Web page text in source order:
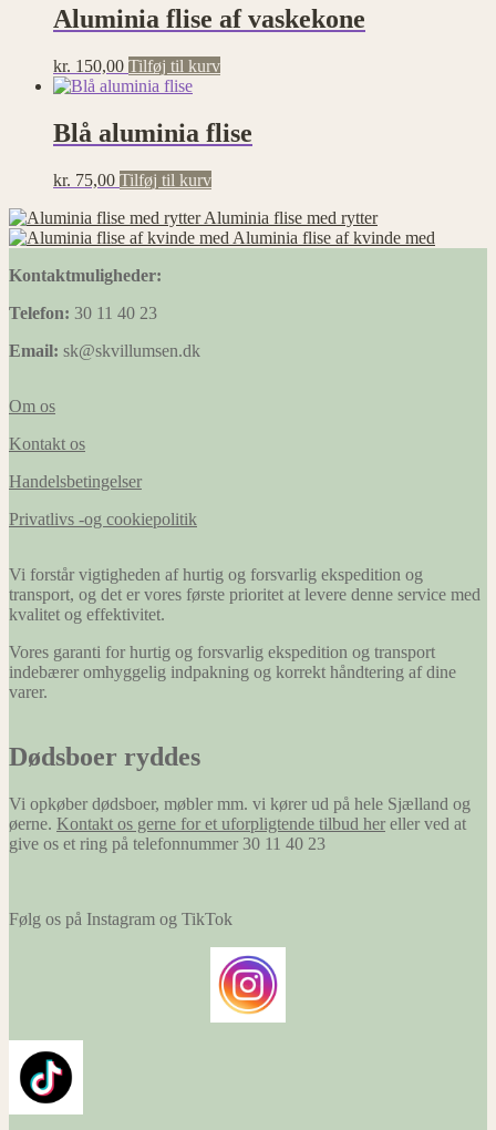
Aluminia flise af vaskekone
kr. 150,00 Tilføj til kurv
Blå aluminia flise
kr. 75,00 Tilføj til kurv
Aluminia flise med rytter
Aluminia flise af kvinde med
Kontaktmuligheder:
Telefon: 30 11 40 23
Email: sk@skvillumsen.dk
Om os
Kontakt os
Handelsbetingelser
Privatlivs -og cookiepolitik
Vi forstår vigtigheden af hurtig og forsvarlig ekspedition og
transport, og det er vores første prioritet at levere denne service med
kvalitet og effektivitet.
Vores garanti for hurtig og forsvarlig ekspedition og transport
indebærer omhyggelig indpakning og korrekt håndtering af dine
varer.
Dødsboer ryddes
Vi opkøber dødsboer, møbler mm. vi kører ud på hele Sjælland og
øerne. Kontakt os gerne for et uforpligtende tilbud her eller ved at
give os et ring på telefonnummer 30 11 40 23
Følg os på Instagram og TikTok